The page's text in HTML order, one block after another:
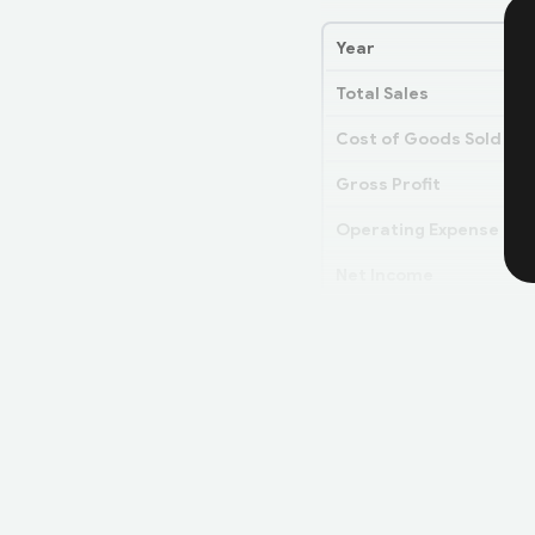
Year
Total Sales
Cost of Goods Sold
Gross Profit